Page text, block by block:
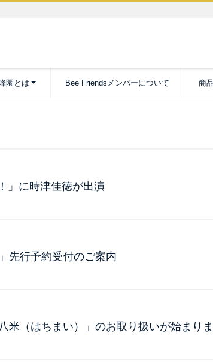
園とは Bee Friendsメンバーについて 商
」に時津佳徳が出演
先行予約受付のご案内
米（はちまい）」のお取り扱いが始まり